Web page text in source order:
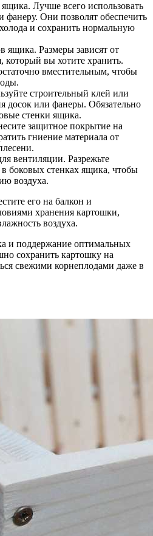
Лучше всего использовать
фанеру. Они позволят обеспечить
и сохранить нормальную
ящика. Размеры зависят от
который вы хотите хранить.
вместительным, чтобы
строительный клей или
досок или фанеры. Обязательно
стенки ящика.
защитное покрытие на
гниение материала от
вентиляции. Разрежьте
боковых стенках ящика, чтобы
воздуха.
его на балкон и
хранения картошки,
воздуха.
и поддержание оптимальных
сохранить картошку на
свежими корнеплодами даже в